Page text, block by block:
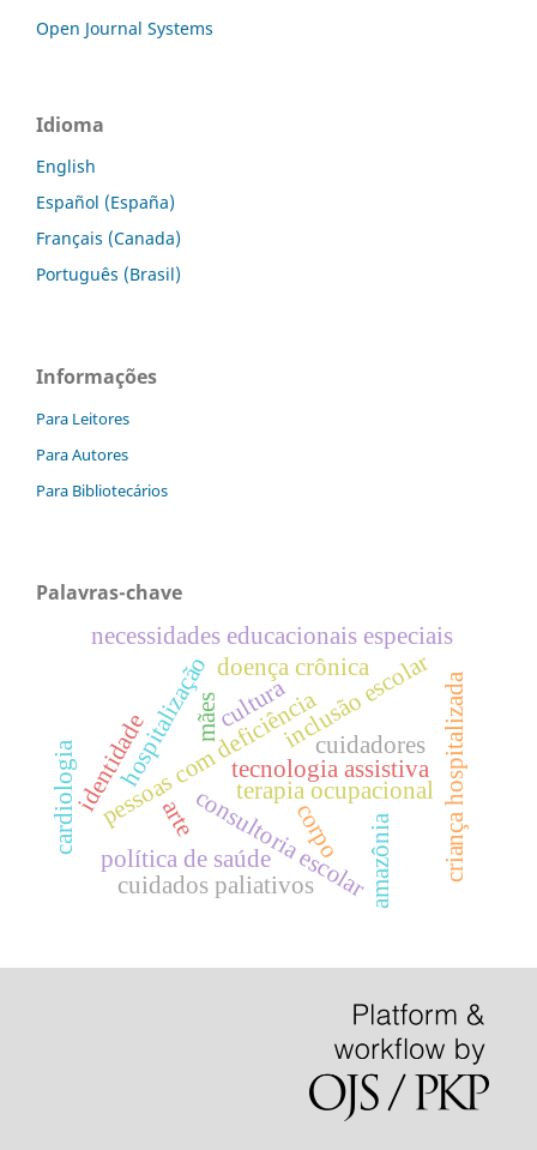
Open Journal Systems
Idioma
English
Español (España)
Français (Canada)
Português (Brasil)
Informações
Para Leitores
Para Autores
Para Bibliotecários
Palavras-chave
tecnologia assistiva
terapia ocupacional
pessoas com deficiênciainclusão escolar
consultoria escolar
necessidades educacionais especiais
hospitalização
cuidados paliativos
criança hospitalizada
doença crônica
política de saúde
mães
cuidadores
cultura
arte corpo amazônia
identidade
cardiologia